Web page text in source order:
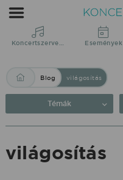
Blog:
világosítás
KoncertBooking
Közvetlenül
produkciótól.
Koncertszervezés Események
Blog világosítás
Témák
világosítás